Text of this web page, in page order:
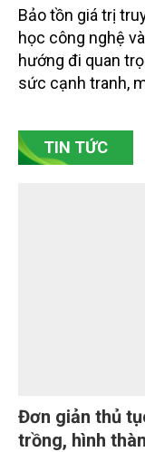
Bảo tồn giá trị
học công nghệ
hướng đi quan
sức cạnh tranh,
Bắc Ninh, nhiều
chủ động đổi mới
TIN TỨC
Đơn giản thủ
trồng, hình